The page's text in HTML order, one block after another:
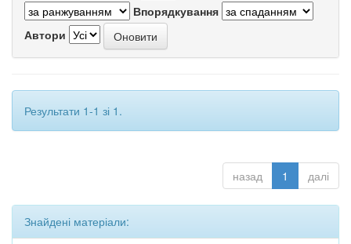
Впорядкування
Автори
Результати 1-1 зі 1.
назад 1 далі
Знайдені матеріали: